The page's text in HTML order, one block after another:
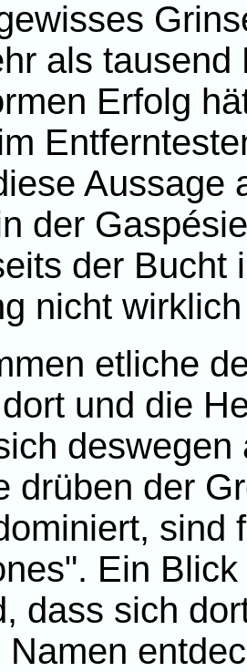
als
Erfolg
Aussage
der
der Bucht
nicht
etliche
und die
drüben der
sind
Ein
dass sich
Namen